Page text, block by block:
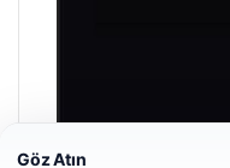
Göz Atın